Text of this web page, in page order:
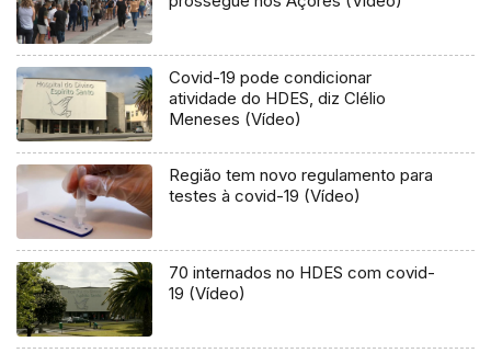
Covid-19 pode condicionar
atividade do HDES, diz Clélio
Meneses (Vídeo)
Região tem novo regulamento para
testes à covid-19 (Vídeo)
70 internados no HDES com covid-
19 (Vídeo)